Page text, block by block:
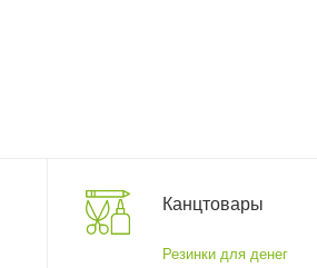
Канцтовары
Резинки для денег